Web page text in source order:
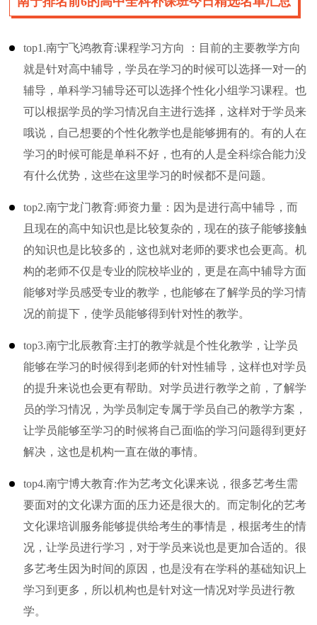
top1.南宁飞鸿教育:课程学习方向 ：目前的主要教学方向
就是针对高中辅导，学员在学习的时候可以选择一对一的
辅导，单科学习辅导还可以选择个性化小组学习课程。也
可以根据学员的学习情况自主进行选择，这样对于学员来
哦说，自己想要的个性化教学也是能够拥有的。有的人在
学习的时候可能是单科不好，也有的人是全科综合能力没
有什么优势，这些在这里学习的时候都不是问题。
top2.南宁龙门教育:师资力量：因为是进行高中辅导，而
且现在的高中知识也是比较复杂的，现在的孩子能够接触
的知识也是比较多的，这也就对老师的要求也会更高。机
构的老师不仅是专业的院校毕业的，更是在高中辅导方面
能够对学员感受专业的教学，也能够在了解学员的学习情
况的前提下，使学员能够得到针对性的教学。
top3.南宁北辰教育:主打的教学就是个性化教学，让学员
能够在学习的时候得到老师的针对性辅导，这样也对学员
的提升来说也会更有帮助。对学员进行教学之前，了解学
员的学习情况，为学员制定专属于学员自己的教学方案，
让学员能够至学习的时候将自己面临的学习问题得到更好
解决，这也是机构一直在做的事情。
top4.南宁博大教育:作为艺考文化课来说，很多艺考生需
要面对的文化课方面的压力还是很大的。而定制化的艺考
文化课培训服务能够提供给考生的事情是，根据考生的情
况，让学员进行学习，对于学员来说也是更加合适的。很
多艺考生因为时间的原因，也是没有在学科的基础知识上
学习到更多，所以机构也是针对这一情况对学员进行教
学。